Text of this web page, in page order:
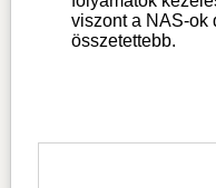
viszont a NAS-ok
összetettebb.